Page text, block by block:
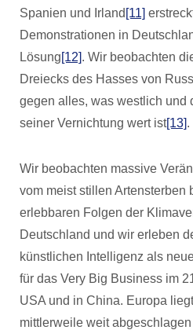
Spanien und Irland [11]
Demonstrationen in
Lösung[12]. Wir beobachten
Dreiecks des Hasses von
gegen alles, was westlich und
seiner Vernichtung wert ist[13].
Wir beobachten massive
vom meist stillen Artensterben
erlebbaren Folgen der
Deutschland und wir erleben
künstlichen Intelligenz als
für das Very Big Business im
USA und in China. Europa
mittlerweile weit